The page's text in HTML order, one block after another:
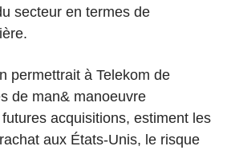
secteur en termes de
permettrait à Telekom de
de man& manoeuvre
acquisitions, estiment les
aux États-Unis, le risque